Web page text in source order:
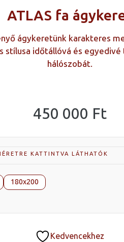
ATLAS fa
ágykeretünk karakteres
stílusa időtállóvá és egyedivé
hálószobát.
450 000 Ft
KATTINTVA LÁTHATÓK
180x200
Kedvencekhez